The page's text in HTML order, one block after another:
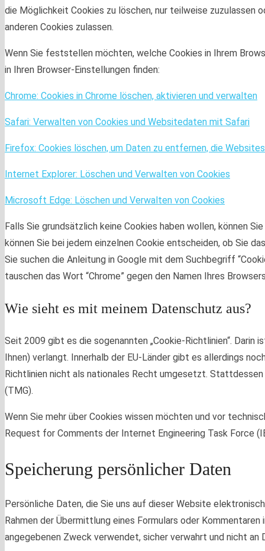
die Möglichkeit Cookies zu löschen, nur teilweise zuzulassen
anderen Cookies zulassen.
Wenn Sie feststellen möchten, welche Cookies in Ihrem
in Ihren Browser-Einstellungen finden:
Chrome: Cookies in Chrome löschen, aktivieren und verwalten
Safari: Verwalten von Cookies und Websitedaten mit Safari
Firefox: Cookies löschen, um Daten zu entfernen, die
Internet Explorer: Löschen und Verwalten von Cookies
Microsoft Edge: Löschen und Verwalten von Cookies
Falls Sie grundsätzlich keine Cookies haben wollen, können
können Sie bei jedem einzelnen Cookie entscheiden, ob Sie
Sie suchen die Anleitung in Google mit dem Suchbegriff
tauschen das Wort “Chrome” gegen den Namen Ihres
Wie sieht es mit meinem Datenschutz aus?
Seit 2009 gibt es die sogenannten „Cookie-Richtlinien“.
Ihnen) verlangt. Innerhalb der EU-Länder gibt es allerdings
Richtlinien nicht als nationales Recht umgesetzt.
(TMG).
Wenn Sie mehr über Cookies wissen möchten und vor
Request for Comments der Internet Engineering Task Force
Speicherung persönlicher Daten
Persönliche Daten, die Sie uns auf dieser Website
Rahmen der Übermittlung eines Formulars oder
angegebenen Zweck verwendet, sicher verwahrt und nicht